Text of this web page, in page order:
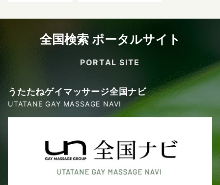
全国検索 ポータルサイト
PORTAL SITE
うたたねゲイマッサージ全国ナビ
UTATANE GAY MASSAGE NAVI